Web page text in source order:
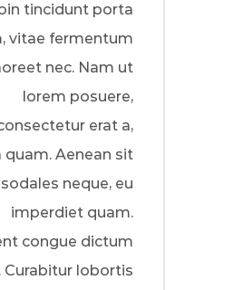
tincidunt porta
vitae fermentum
nec. Nam ut
lorem posuere,
erat a,
quam. Aenean sit
neque, eu
imperdiet quam.
congue dictum
Curabitur lobortis